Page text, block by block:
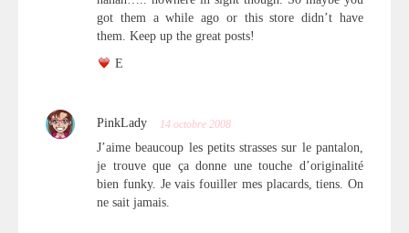
got them a while ago or this store didn’t have
them. Keep up the great posts!
E
PinkLady 14 octobre 2008
J’aime beaucoup les petits strasses sur le pantalon,
je trouve que ça donne une touche d’originalité
bien funky. Je vais fouiller mes placards, tiens. On
ne sait jamais.